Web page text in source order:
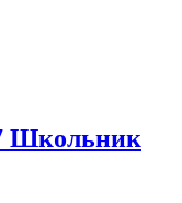
Школьник